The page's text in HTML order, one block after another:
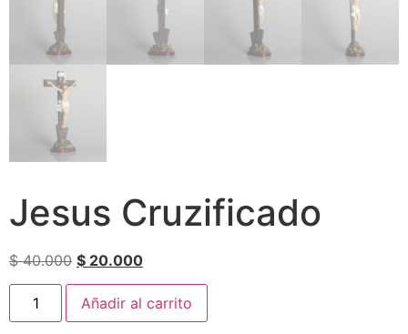
Jesus Cruzificado
$40.000 $ 20.000
Añadir al carrito